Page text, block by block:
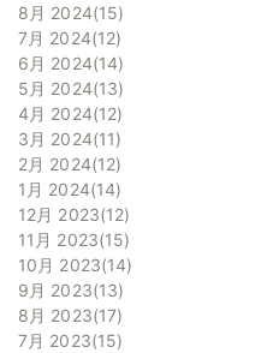
8月 2024 15
7月 2024 12
6月 2024 14
5月 2024 13
4月 2024 12
3月 2024 11
2月 2024 12
1月 2024 14
12月 2023 12
11月 2023 15
10月 2023 14
9月 2023 13
8月 2023 17
7月 2023 15